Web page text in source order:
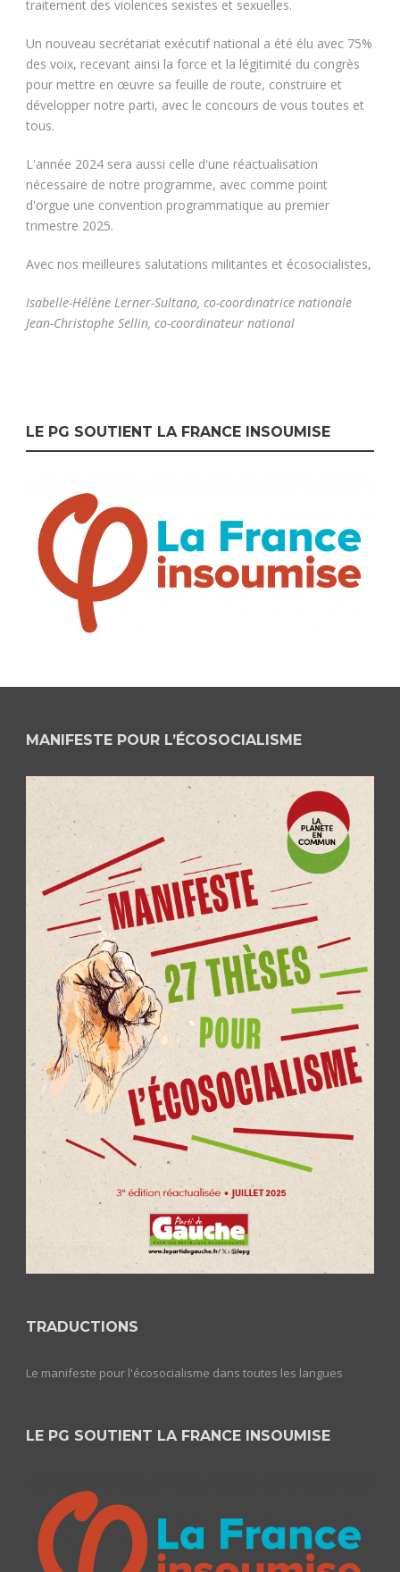
traitement des violences sexistes et sexuelles.
Un nouveau secrétariat exécutif national a été élu avec 75%
des voix, recevant ainsi la force et la légitimité du congrès
pour mettre en œuvre sa feuille de route, construire et
développer notre parti, avec le concours de vous toutes et
tous.
L'année 2024 sera aussi celle d'une réactualisation
nécessaire de notre programme, avec comme point
d'orgue une convention programmatique au premier
trimestre 2025.
Avec nos meilleures salutations militantes et écosocialistes,
Isabelle-Hélène Lerner-Sultana, co-coordinatrice nationale
Jean-Christophe Sellin, co-coordinateur national
LE PG SOUTIENT LA FRANCE INSOUMISE
MANIFESTE POUR L’ÉCOSOCIALISME
TRADUCTIONS
Le manifeste pour l'écosocialisme dans toutes les langues
LE PG SOUTIENT LA FRANCE INSOUMISE